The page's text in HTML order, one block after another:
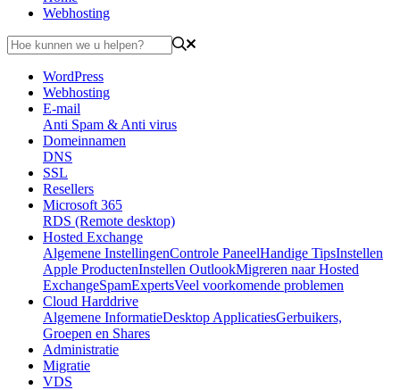
Webhosting
WordPress
Webhosting
E-mail
Anti Spam & Anti virus
Domeinnamen
DNS
SSL
Resellers
Microsoft 365
RDS (Remote desktop)
Hosted Exchange
Algemene InstellingenControle PaneelHandige TipsInstellen
Apple ProductenInstellen OutlookMigreren naar Hosted
ExchangeSpamExpertsVeel voorkomende problemen
Cloud Harddrive
Algemene InformatieDesktop ApplicatiesGerbuikers,
Groepen en Shares
Administratie
Migratie
VDS